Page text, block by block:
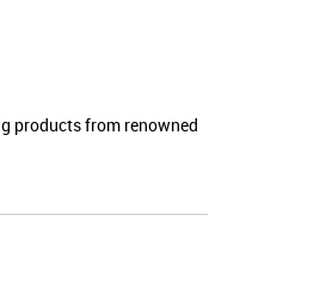
products from renowned